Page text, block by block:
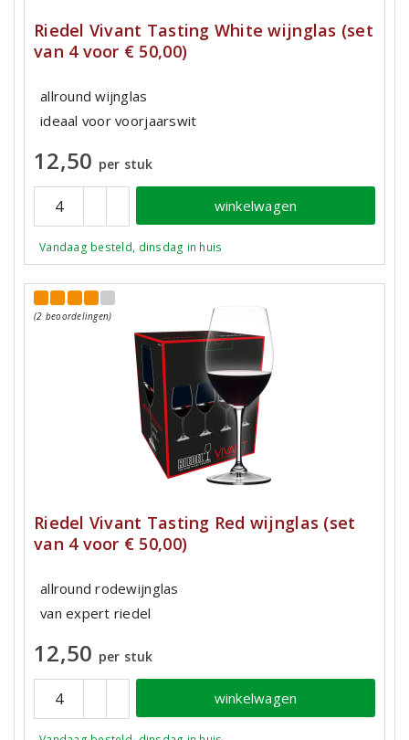
Riedel Vivant Tasting White wijnglas (set
van 4 voor € 50,00)
allround wijnglas
ideaal voor voorjaarswit
12,50 per stuk
winkelwagen
Vandaag besteld, dinsdag in huis
(2 beoordelingen)
Riedel Vivant Tasting Red wijnglas (set
van 4 voor € 50,00)
allround rodewijnglas
van expert riedel
12,50 per stuk
winkelwagen